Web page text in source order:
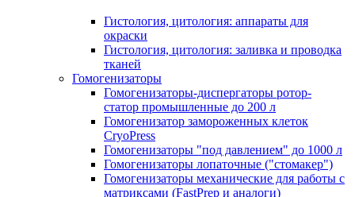
Гистология, цитология: аппараты для
окраски
Гистология, цитология: заливка и проводка
тканей
Гомогенизаторы
Гомогенизаторы-диспергаторы ротор-
статор промышленные до 200 л
Гомогенизатор замороженных клеток
CryoPress
Гомогенизаторы "под давлением" до 1000 л
Гомогенизаторы лопаточные ("стомакер")
Гомогенизаторы механические для работы с
матриксами (FastPrep и аналоги)